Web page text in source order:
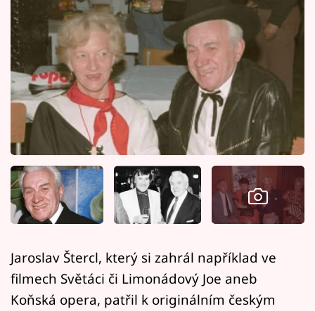
Seriály
Horoskopy
Sledujte prima+
Filmový festival Karlovy Vary
Pořady
Mámy sobě
Sledujte nás
Jaroslav Štercl, který si zahrál například ve
filmech Světáci či Limonádový Joe aneb
Koňská opera, patřil k originálním českým